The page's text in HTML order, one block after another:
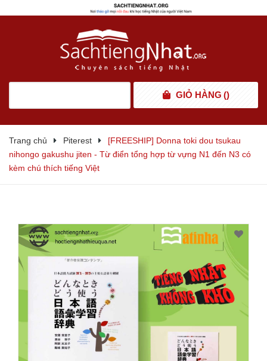
GIỎ HÀNG ()
Trang chủ Piterest
[FREESHIP] Donna toki dou tsukau
nihongo gakushu jiten - Từ điển tổng hợp từ vựng N1 đến N3 có
kèm chú thích tiếng Việt